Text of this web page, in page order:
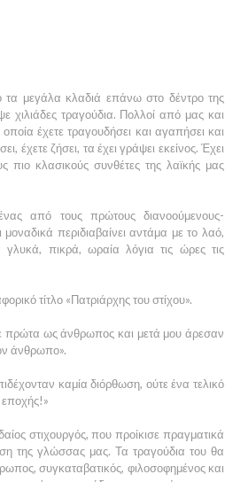
μεγάλα κλαδιά επάνω στο δέντρο της
χιλιάδες τραγούδια. Πολλοί από μας και
έχετε τραγουδήσει και αγαπήσει και
έχετε ζήσει, τα έχει γράψει εκείνος. Έχει
πιο κλασικούς συνθέτες της λαϊκής μας
από τους πρώτους διανοούμενους-
περιδιαβαίνει αντάμα με το λαό,
γλυκά, πικρά, ωραία λόγια τις ώρες τις
τίτλο «Πατριάρχης του στίχου».
πρώτα ως άνθρωπος και μετά μου άρεσαν
άνθρωπο».
καμία διόρθωση, ούτε ένα τελικό
εποχής!»
στιχουργός, που προίκισε πραγματικά
της γλώσσας μας. Τα τραγούδια του θα
συγκαταβατικός, φιλοσοφημένος και